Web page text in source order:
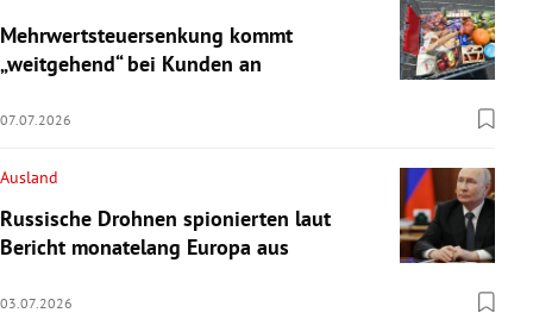
Mehrwertsteuersenkung kommt
„weitgehend“ bei Kunden an
07.07.2026
Ausland
Russische Drohnen spionierten laut
Bericht monatelang Europa aus
03.07.2026